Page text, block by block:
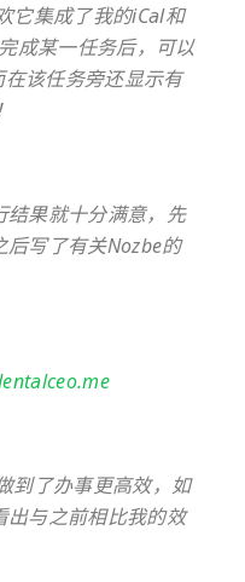
它集成了我的iCal和
成某一任务后，可以
该任务旁还显示有
结果就十分满意，先
后写了有关Nozbe的
到了办事更高效，如
出与之前相比我的效